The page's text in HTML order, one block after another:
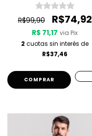
R$99,90 R$74,92
R$ 71,17 via Pix
2 cuotas sin interés de
R$37,46
COMPRAR